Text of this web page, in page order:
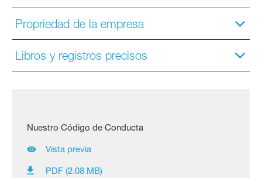
Propriedad de la empresa
Libros y registros precisos
Nuestro Código de Conducta
Vista previa
PDF (2.08 MB)